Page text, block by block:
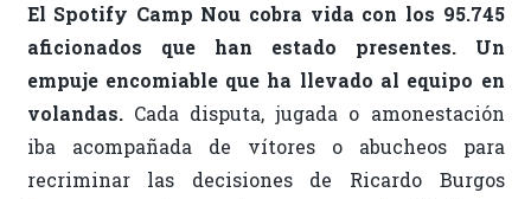
El Spotify Camp Nou cobra vida con los 95.745
aficionados que han estado presentes. Un
empuje encomiable que ha llevado al equipo en
volandas.Cada disputa, jugada o amonestación
iba acompañada de vítores o abucheos para
recriminar las decisiones de Ricardo Burgos